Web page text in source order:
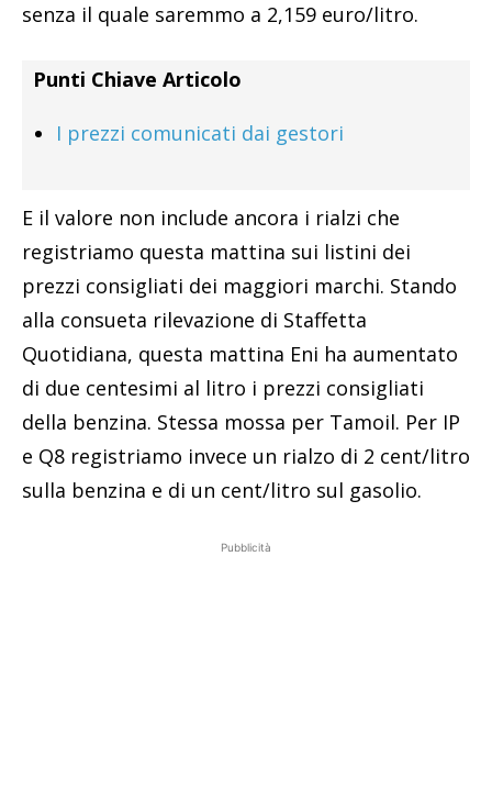
senza il quale saremmo a 2,159 euro/litro.
Punti Chiave Articolo
I prezzi comunicati dai gestori
E il valore non include ancora i rialzi che
registriamo questa mattina sui listini dei
prezzi consigliati dei maggiori marchi. Stando
alla consueta rilevazione di Staffetta
Quotidiana, questa mattina Eni ha aumentato
di due centesimi al litro i prezzi consigliati
della benzina. Stessa mossa per Tamoil. Per IP
e Q8 registriamo invece un rialzo di 2 cent/litro
sulla benzina e di un cent/litro sul gasolio.
Pubblicità